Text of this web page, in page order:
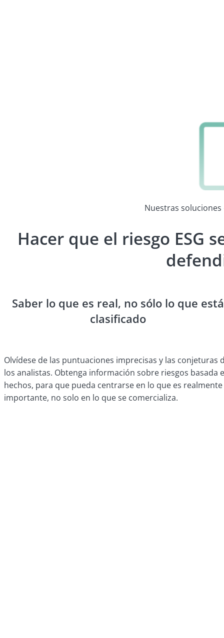
Nuestras
Hacer que el riesgo ESG
Saber lo que es real, no sólo lo que está
clasificado
Olvídese de las puntuaciones imprecisas y las conjeturas
los analistas. Obtenga información sobre riesgos basada
hechos, para que pueda centrarse en lo que es realmente
importante, no solo en lo que se comercializa.